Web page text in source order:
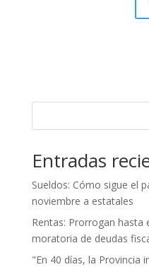
Entradas
Sueldos: Cómo sigue el
noviembre a estatales
Rentas: Prorrogan hasta
moratoria de deudas
"En 40 días, la Provincia